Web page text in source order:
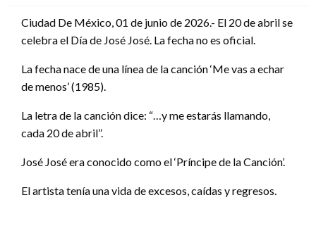
Ciudad De México, 01 de junio de 2026.- El 20 de abril se
celebra el Día de José José. La fecha no es oficial.
La fecha nace de una línea de la canción ‘Me vas a echar
de menos’ (1985).
La letra de la canción dice: “…y me estarás llamando,
cada 20 de abril”.
José José era conocido como el ‘Príncipe de la Canción’.
El artista tenía una vida de excesos, caídas y regresos.